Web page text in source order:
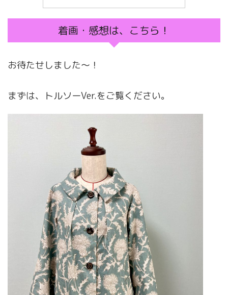
着画・感想は、こちら！
お待たせしました〜！
まずは、トルソーVer.をご覧ください。